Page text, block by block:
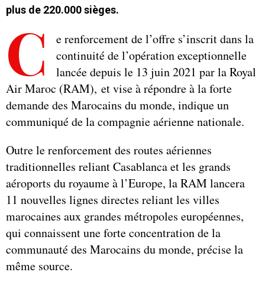
plus de 220.000 sièges.
C
e renforcement de l’offre s’inscrit dans la
continuité de l’opération exceptionnelle
lancée depuis le 13 juin 2021 par la Royal
Air Maroc (RAM), et vise à répondre à la forte
demande des Marocains du monde, indique un
communiqué de la compagnie aérienne nationale.
Outre le renforcement des routes aériennes
traditionnelles reliant Casablanca et les grands
aéroports du royaume à l’Europe, la RAM lancera
11 nouvelles lignes directes reliant les villes
marocaines aux grandes métropoles européennes,
qui connaissent une forte concentration de la
communauté des Marocains du monde, précise la
même source.